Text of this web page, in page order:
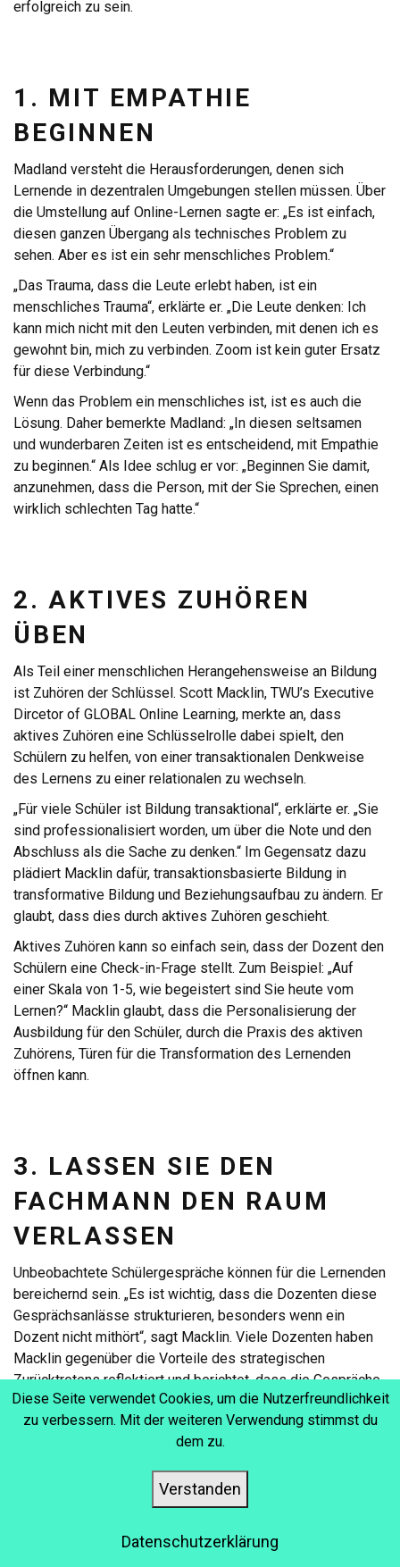
erfolgreich zu sein.
1. MIT EMPATHIE
BEGINNEN
Madland versteht die Herausforderungen, denen sich
Lernende in dezentralen Umgebungen stellen müssen. Über
die Umstellung auf Online-Lernen sagte er: „Es ist einfach,
diesen ganzen Übergang als technisches Problem zu
sehen. Aber es ist ein sehr menschliches Problem.“
„Das Trauma, dass die Leute erlebt haben, ist ein
menschliches Trauma“, erklärte er. „Die Leute denken: Ich
kann mich nicht mit den Leuten verbinden, mit denen ich es
gewohnt bin, mich zu verbinden. Zoom ist kein guter Ersatz
für diese Verbindung.“
Wenn das Problem ein menschliches ist, ist es auch die
Lösung. Daher bemerkte Madland: „In diesen seltsamen
und wunderbaren Zeiten ist es entscheidend, mit Empathie
zu beginnen.“ Als Idee schlug er vor: „Beginnen Sie damit,
anzunehmen, dass die Person, mit der Sie Sprechen, einen
wirklich schlechten Tag hatte.“
2. AKTIVES ZUHÖREN
ÜBEN
Als Teil einer menschlichen Herangehensweise an Bildung
ist Zuhören der Schlüssel. Scott Macklin, TWU’s Executive
Dircetor of GLOBAL Online Learning, merkte an, dass
aktives Zuhören eine Schlüsselrolle dabei spielt, den
Schülern zu helfen, von einer transaktionalen Denkweise
des Lernens zu einer relationalen zu wechseln.
„Für viele Schüler ist Bildung transaktional“, erklärte er. „Sie
sind professionalisiert worden, um über die Note und den
Abschluss als die Sache zu denken.“ Im Gegensatz dazu
plädiert Macklin dafür, transaktionsbasierte Bildung in
transformative Bildung und Beziehungsaufbau zu ändern. Er
glaubt, dass dies durch aktives Zuhören geschieht.
Aktives Zuhören kann so einfach sein, dass der Dozent den
Schülern eine Check-in-Frage stellt. Zum Beispiel: „Auf
einer Skala von 1-5, wie begeistert sind Sie heute vom
Lernen?“ Macklin glaubt, dass die Personalisierung der
Ausbildung für den Schüler, durch die Praxis des aktiven
Zuhörens, Türen für die Transformation des Lernenden
öffnen kann.
3. LASSEN SIE DEN
FACHMANN DEN RAUM
VERLASSEN
Unbeobachtete Schülergespräche können für die Lernenden
bereichernd sein. „Es ist wichtig, dass die Dozenten diese
Gesprächsanlässe strukturieren, besonders wenn ein
Dozent nicht mithört“, sagt Macklin. Viele Dozenten haben
Macklin gegenüber die Vorteile des strategischen
Zurücktretens reflektiert und berichtet, dass die Gespräche
reicher waren, wenn sie vorübergehend abwesend waren.
Macklin erklärte, dass dies daran liegt, dass Pädagogen als
werden. „Es gibt ein gewisses Maß an Ehrerbietung
gegenüber dem Experten im Raum“, sagte er. Gelegentlich
Gleichaltrige zu interagieren, kann eine zusätzliche
Diese Seite verwendet Cookies, um die Nutzerfreundlichkeit
zu verbessern. Mit der weiteren Verwendung stimmst du
dem zu.
Verstanden
Datenschutzerklärung